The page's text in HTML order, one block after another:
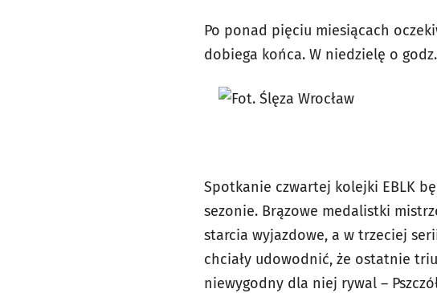
Po ponad pięciu miesiącach
dobiega końca. W niedzielę o
Spotkanie czwartej kolejki EBLK
sezonie. Brązowe medalistki
starcia wyjazdowe, a w trzeciej
chciały udowodnić, że ostatnie
niewygodny dla niej rywal –